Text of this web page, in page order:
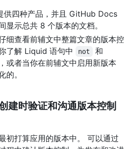
供四种产品，并且 GitHub Docs
显示总共 8 个版本的文档。
细查看前辅文中整篇文章的版本控
了解 Liquid 语句中
not 和
或者当你在前辅文中启用新版本
的。
建时验证和沟通版本控制
初打算应用的版本中。 可以通过